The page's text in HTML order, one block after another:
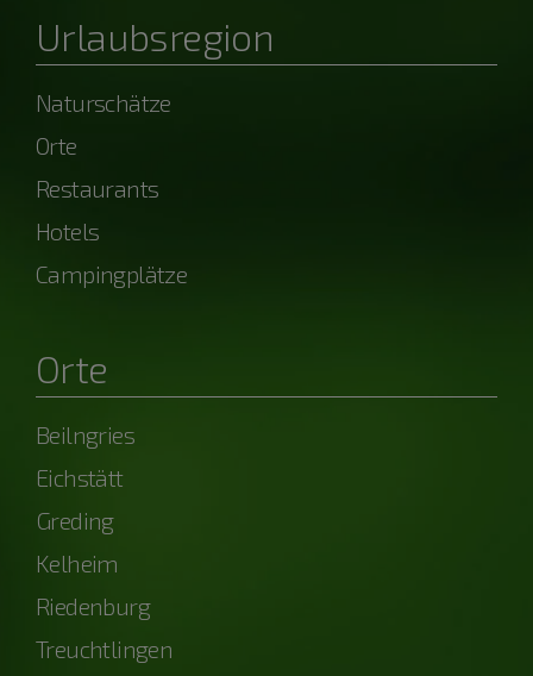
Urlaubsregion
Naturschätze
Orte
Restaurants
Hotels
Campingplätze
Orte
Beilngries
Eichstätt
Greding
Kelheim
Riedenburg
Treuchtlingen